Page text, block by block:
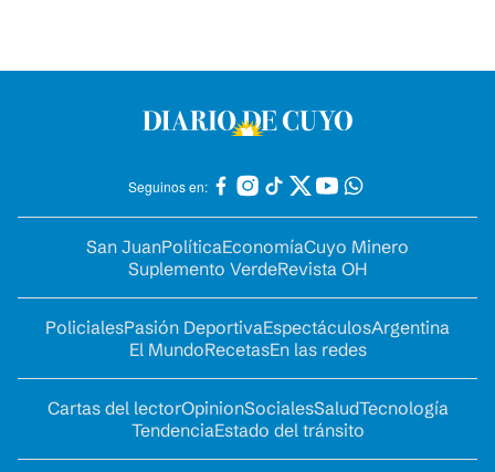
Seguinos en:
San JuanPolíticaEconomíaCuyo Minero
Suplemento VerdeRevista OH
PolicialesPasión DeportivaEspectáculosArgentina
El MundoRecetasEn las redes
Cartas del lectorOpinionSocialesSaludTecnología
TendenciaEstado del tránsito